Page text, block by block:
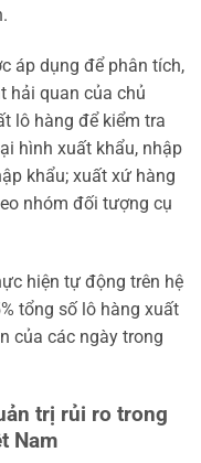
áp dụng để phân tích,
hải quan của chủ
lô hàng để kiểm tra
hình xuất khẩu, nhập
khẩu; xuất xứ hàng
nhóm đối tượng cụ
hiện tự động trên hệ
tổng số lô hàng xuất
của các ngày trong
trị rủi ro trong
Nam